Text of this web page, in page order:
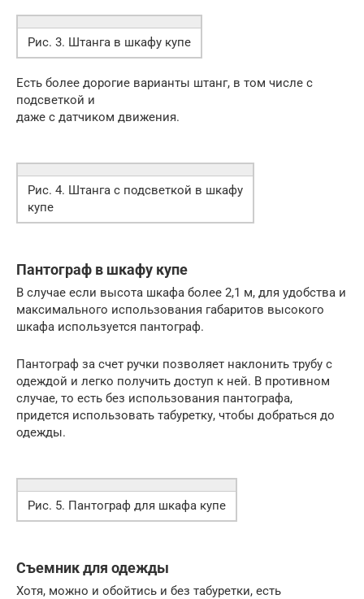
Рис. 3. Штанга в шкафу купе
Есть более дорогие варианты штанг, в том числе с
подсветкой и
даже с датчиком движения.
Рис. 4. Штанга с подсветкой в шкафу
купе
Пантограф в шкафу купе
В случае если высота шкафа более 2,1 м, для удобства и
максимального использования габаритов высокого
шкафа используется пантограф.
Пантограф за счет ручки позволяет наклонить трубу с
одеждой и легко получить доступ к ней. В противном
случае, то есть без использования пантографа,
придется использовать табуретку, чтобы добраться до
одежды.
Рис. 5. Пантограф для шкафа купе
Съемник для одежды
Хотя, можно и обойтись и без табуретки, есть